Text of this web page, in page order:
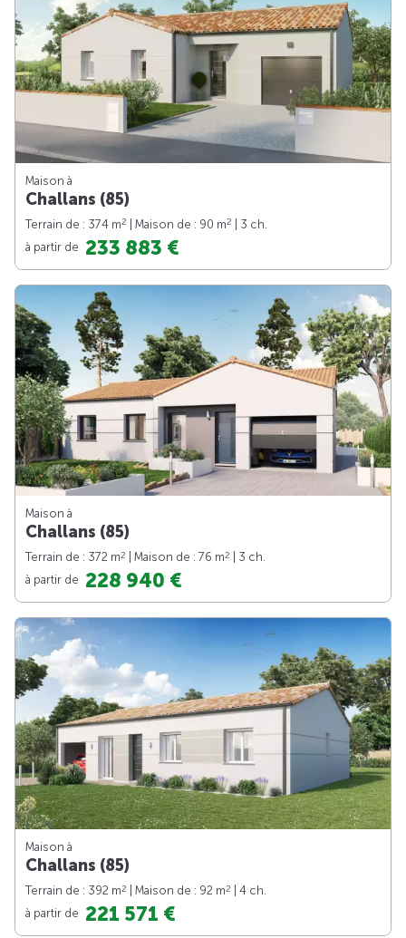
Maison à
Challans (85)
Terrain de : 374 m2 | Maison de : 90 m2
| 3 ch.
à partir de 233 883 €
Maison à
Challans (85)
Terrain de : 372 m2 | Maison de : 76 m2
| 3 ch.
à partir de 228 940 €
Maison à
Challans (85)
Terrain de : 392 m2 | Maison de : 92 m2
| 4 ch.
à partir de 221 571 €